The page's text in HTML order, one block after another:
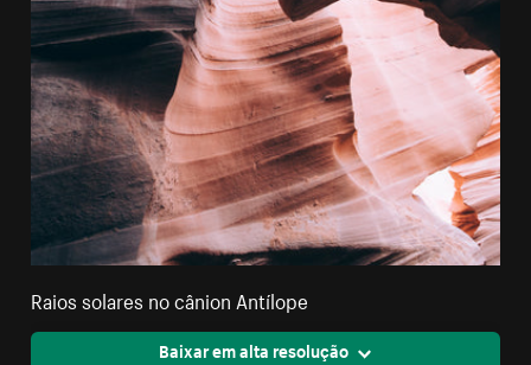
Raios solares no cânion Antílope
Baixar em alta resolução